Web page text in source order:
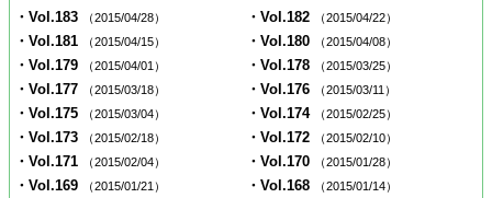
・Vol.183 （2015/04/28） ・Vol.182 （2015/04/22）
・Vol.181 （2015/04/15） ・Vol.180 （2015/04/08）
・Vol.179 （2015/04/01） ・Vol.178 （2015/03/25）
・Vol.177 （2015/03/18） ・Vol.176 （2015/03/11）
・Vol.175 （2015/03/04） ・Vol.174 （2015/02/25）
・Vol.173 （2015/02/18） ・Vol.172 （2015/02/10）
・Vol.171 （2015/02/04） ・Vol.170 （2015/01/28）
・Vol.169 （2015/01/21） ・Vol.168 （2015/01/14）